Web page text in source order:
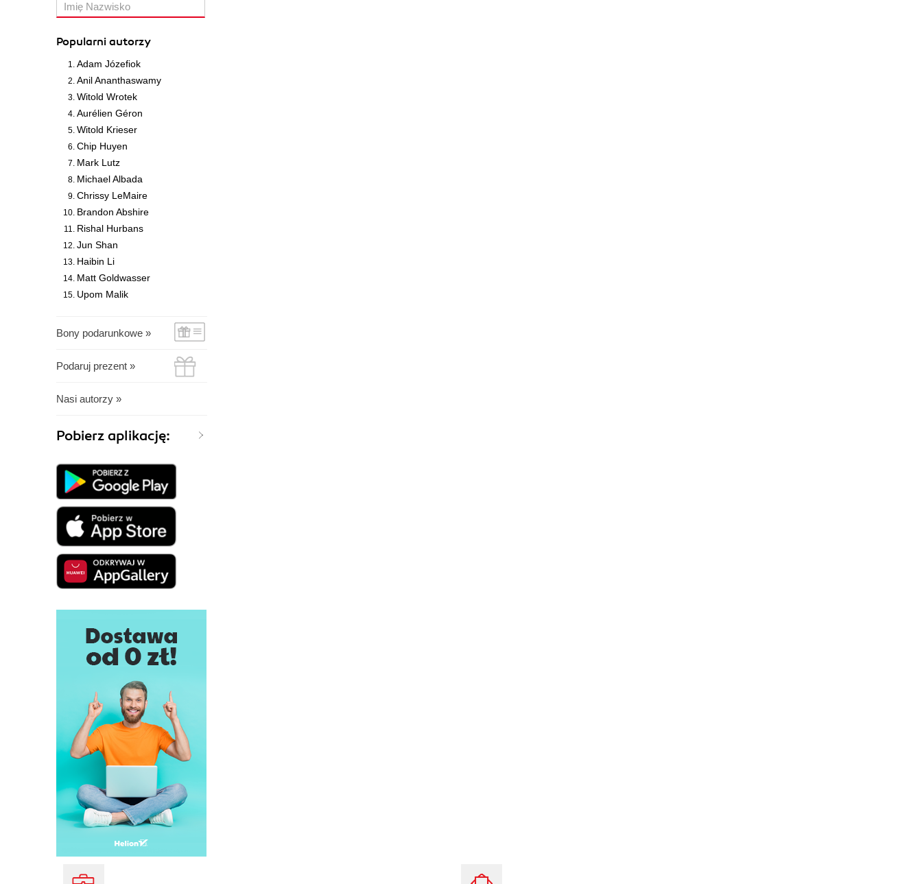
Popularni autorzy
Adam Józefiok
Anil Ananthaswamy
Witold Wrotek
Aurélien Géron
Witold Krieser
Chip Huyen
Mark Lutz
Michael Albada
Chrissy LeMaire
Brandon Abshire
Rishal Hurbans
Jun Shan
Haibin Li
Matt Goldwasser
Upom Malik
Bony podarunkowe »
Podaruj prezent »
Nasi autorzy »
Pobierz aplikację: